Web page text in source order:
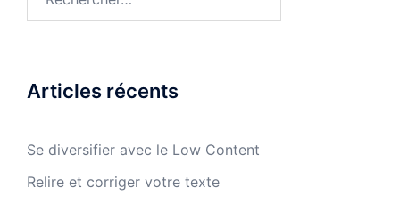
Articles récents
Se diversifier avec le Low Content
Relire et corriger votre texte